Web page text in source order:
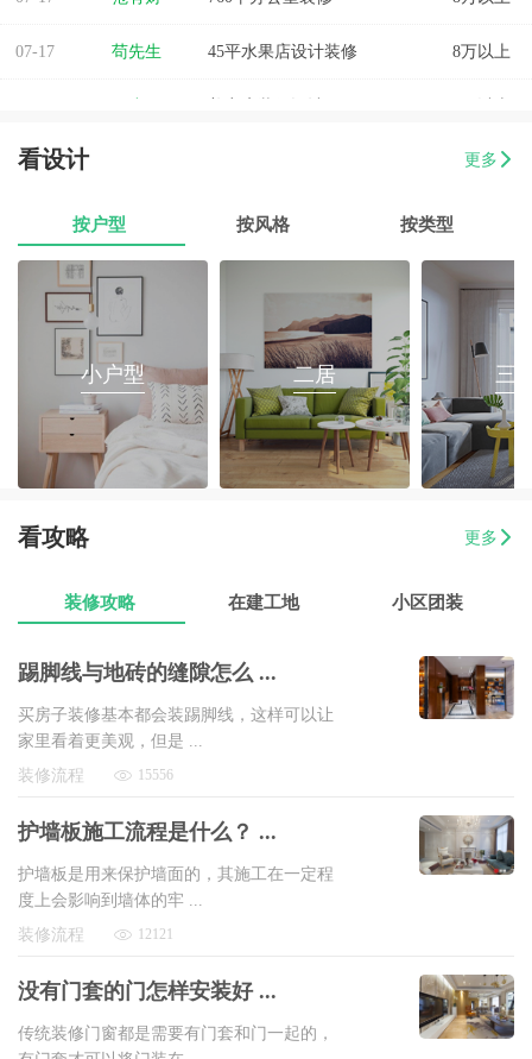
07-17 苟先生 45平水果店设计装修 8万以上
易小姐 美容店装修设计 8万以上
07-17 8万以上
07-17 郭先生 榕城区消防路口135平套房装修 8万以上
07-17 560平办公室装修 8万以上
07-17 伊小姐 180平和盛花园设计装修 8万以上
董先生 万泰城4室2厅 202平 8万以上
07-17 榕城区榕江一品3室2厅1卫 8万以上
07-17 8万以上
曾女士 新澳城市花园3室1厅1卫 8万以上
看设计 更多
按户型 按风格 按类型
小户型 二居 三
看攻略 更多
装修攻略 在建工地 小区团装
踢脚线与地砖的缝隙怎么 ...
买房子装修基本都会装踢脚线，这样可以让
家里看着更美观，但是 ...
装修流程
15556
护墙板施工流程是什么？ ...
护墙板是用来保护墙面的，其施工在一定程
度上会影响到墙体的牢 ...
装修流程
12121
没有门套的门怎样安装好 ...
传统装修门窗都是需要有门套和门一起的，